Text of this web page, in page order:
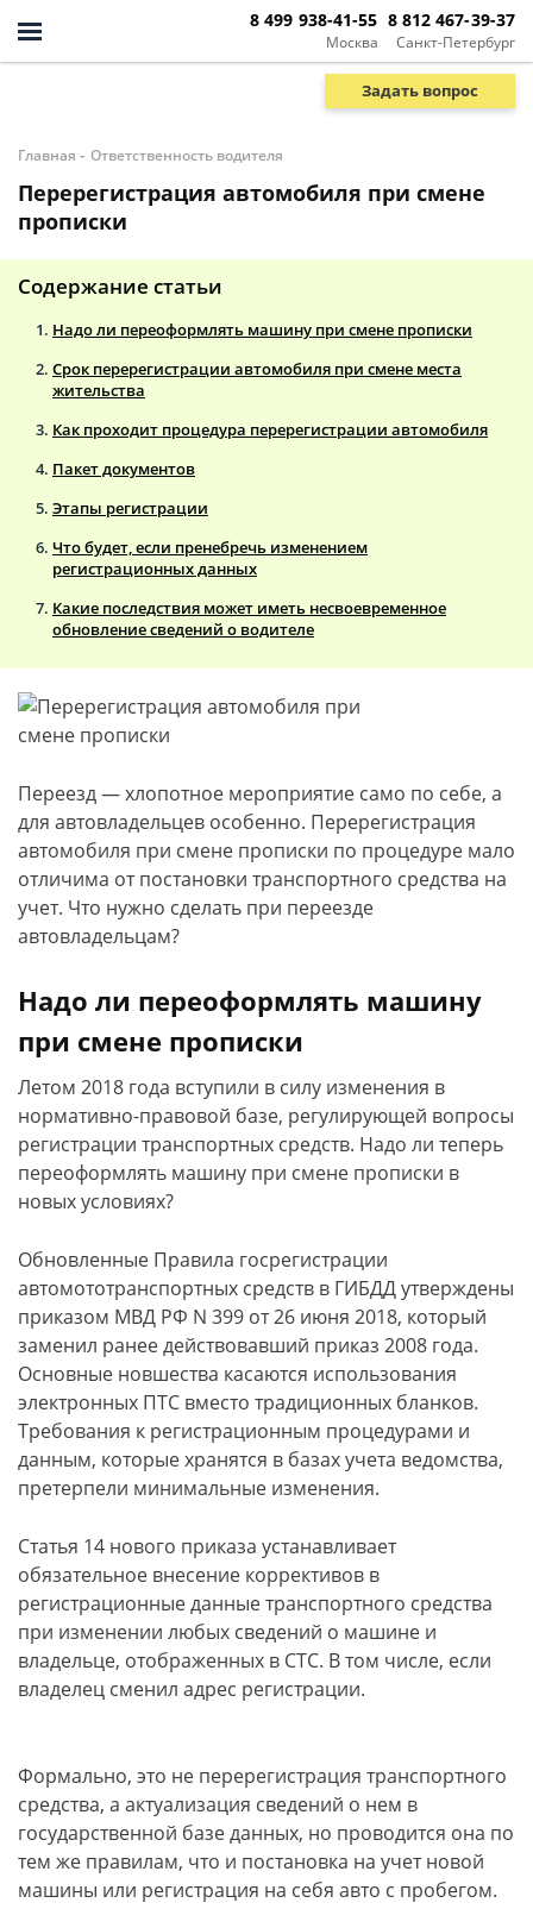
Москва
8 499 938-41-55
Санкт-Петербург
8 812 467-39-37
Задать вопрос
Главная - Ответственность водителя
Перерегистрация автомобиля при смене
прописки
Содержание статьи
Надо ли переоформлять машину при смене прописки
Срок перерегистрации автомобиля при смене места
жительства
Как проходит процедура перерегистрации автомобиля
Пакет документов
Этапы регистрации
Что будет, если пренебречь изменением
регистрационных данных
Какие последствия может иметь несвоевременное
обновление сведений о водителе
Переезд — хлопотное мероприятие само по себе, а
для автовладельцев особенно. Перерегистрация
автомобиля при смене прописки по процедуре мало
отличима от постановки транспортного средства на
учет. Что нужно сделать при переезде
автовладельцам?
Надо ли переоформлять машину
при смене прописки
Летом 2018 года вступили в силу изменения в
нормативно-правовой базе, регулирующей вопросы
регистрации транспортных средств. Надо ли теперь
переоформлять машину при смене прописки в
новых условиях?
Обновленные Правила госрегистрации
автомототранспортных средств в ГИБДД утверждены
приказом МВД РФ N 399 от 26 июня 2018, который
заменил ранее действовавший приказ 2008 года.
Основные новшества касаются использования
электронных ПТС вместо традиционных бланков.
Требования к регистрационным процедурами и
данным, которые хранятся в базах учета ведомства,
претерпели минимальные изменения.
Статья 14 нового приказа устанавливает
обязательное внесение коррективов в
регистрационные данные транспортного средства
при изменении любых сведений о машине и
владельце, отображенных в СТС. В том числе, если
владелец сменил адрес регистрации.
Формально, это не перерегистрация транспортного
средства, а актуализация сведений о нем в
государственной базе данных, но проводится она по
тем же правилам, что и постановка на учет новой
машины или регистрация на себя авто с пробегом.